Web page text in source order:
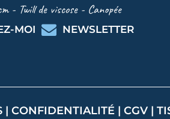
- Twill de viscose - Canopée
MOI NEWSLETTER
| CONFIDENTIALITÉ| CGV|